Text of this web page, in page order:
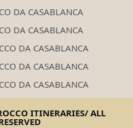
DA CASABLANCA
DA CASABLANCA
DA CASABLANCA
DA CASABLANCA
DA CASABLANCA
ITINERARIES/ ALL